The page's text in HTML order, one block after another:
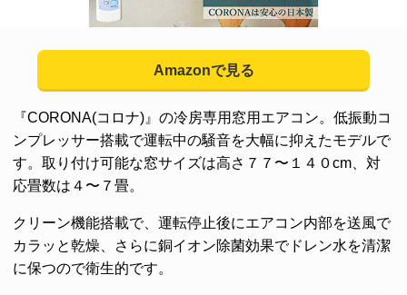
Amazonで見る
『CORONA(コロナ)』の冷房専用窓用エアコン。低振動コ
ンプレッサー搭載で運転中の騒音を大幅に抑えたモデルで
す。取り付け可能な窓サイズは高さ７７〜１４０cm、対
応畳数は４〜７畳。
クリーン機能搭載で、運転停止後にエアコン内部を送風で
カラッと乾燥、さらに銅イオン除菌効果でドレン水を清潔
に保つので衛生的です。